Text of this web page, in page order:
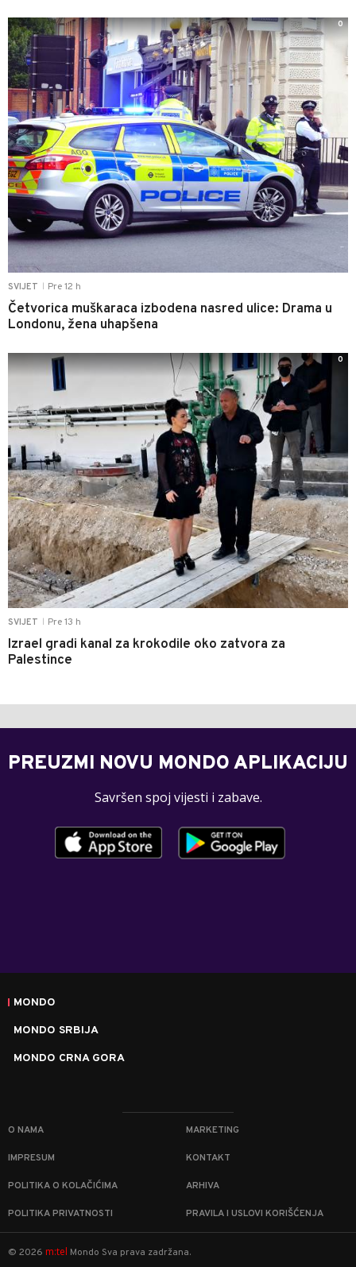
SVIJET Pre 12 h
Četvorica muškaraca izbodena nasred ulice: Drama u
Londonu, žena uhapšena
0
SVIJET Pre 13 h
Izrael gradi kanal za krokodile oko zatvora za
Palestince
0
PREUZMI NOVU MONDO APLIKACIJU
Savršen spoj vijesti i zabave.
MONDO
MONDO SRBIJA
MONDO CRNA GORA
O NAMA MARKETING
IMPRESUM KONTAKT
POLITIKA O KOLAČIĆIMA ARHIVA
POLITIKA PRIVATNOSTI PRAVILA I USLOVI KORIŠĆENJA
© 2026 m:tel Mondo Sva prava zadržana.